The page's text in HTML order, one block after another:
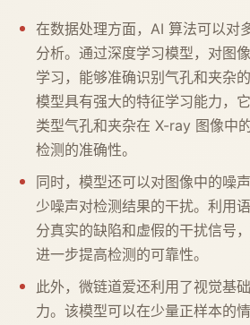
在数据处理方面，AI 算法可以对
分析。通过深度学习模型，对图
学习，能够准确识别气孔和夹杂
模型具有强大的特征学习能力，
类型气孔和夹杂在 X-ray 图像中
检测的准确性。
同时，模型还可以对图像中的噪
少噪声对检测结果的干扰。利用
分真实的缺陷和虚假的干扰信号
进一步提高检测的可靠性。
此外，微链道爱还利用了视觉基
力。该模型可以在少量正样本的